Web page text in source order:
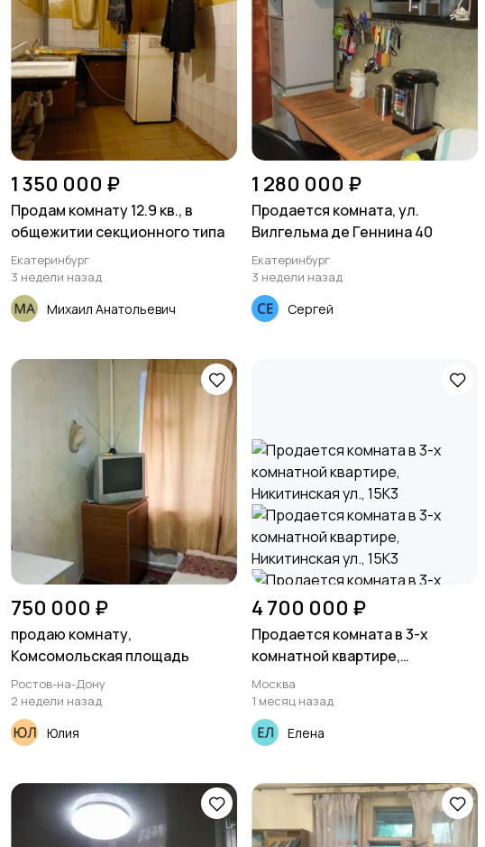
1 350 000 ₽
Продам комнату 12.9 кв., в
общежитии секционного типа
Екатеринбург
3 недели назад
Михаил Анатольевич
1 280 000 ₽
Продается комната, ул.
Вилгельма де Геннина 40
Екатеринбург
3 недели назад
Сергей
750 000 ₽
продаю комнату,
Комсомольская площадь
Ростов-на-Дону
2 недели назад
Юлия
4 700 000 ₽
Продается комната в 3-х
комнатной квартире,
Никитинская ул., 15К3
Москва
1 месяц назад
Елена